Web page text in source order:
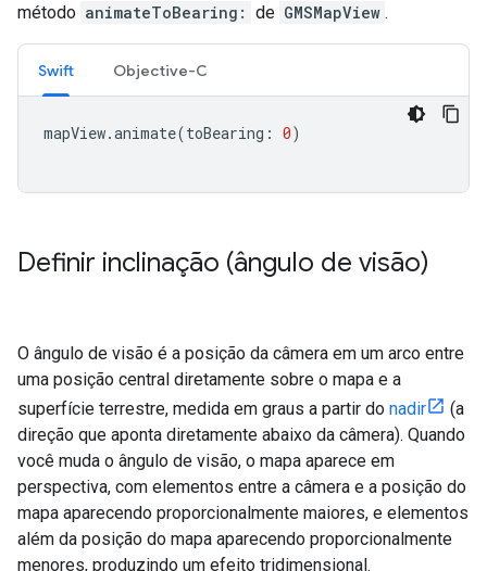
método animateToBearing: de GMSMapView .
Swift Objective-C
mapView.animate(toBearing : 0)
Definir inclinação (ângulo de visão)
O ângulo de visão é a posição da câmera em um arco entre
uma posição central diretamente sobre o mapa e a
superfície terrestre, medida em graus a partir do nadir
(a
direção que aponta diretamente abaixo da câmera). Quando
você muda o ângulo de visão, o mapa aparece em
perspectiva, com elementos entre a câmera e a posição do
mapa aparecendo proporcionalmente maiores, e elementos
além da posição do mapa aparecendo proporcionalmente
menores, produzindo um efeito tridimensional.